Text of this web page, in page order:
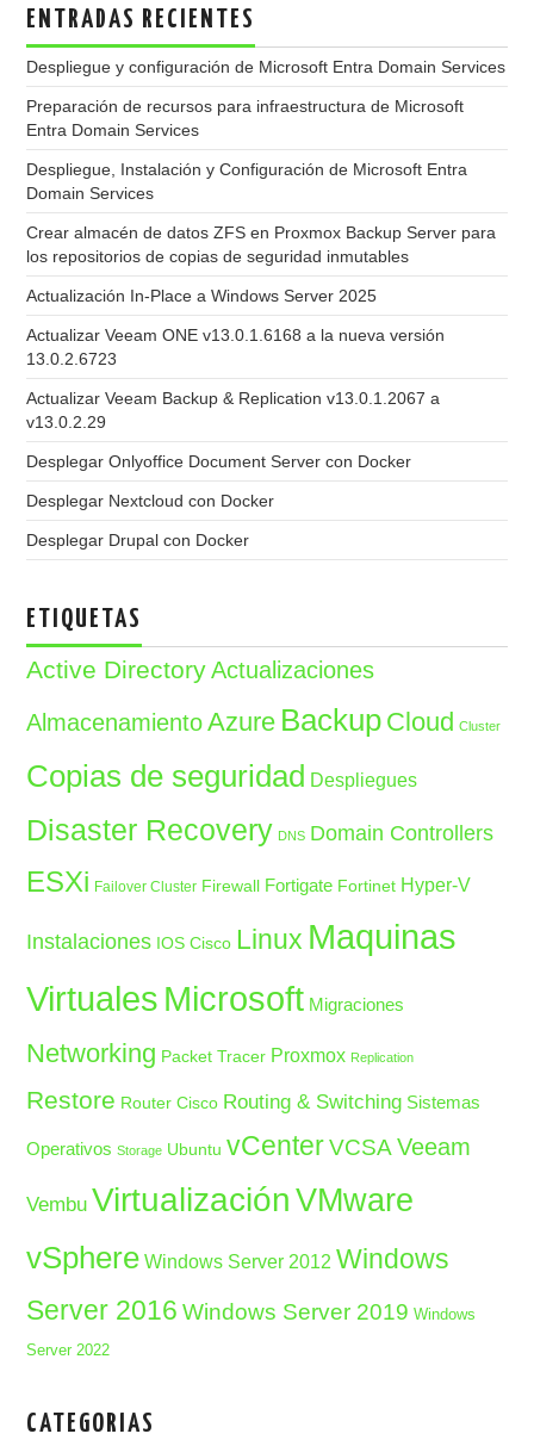
ENTRADAS RECIENTES
Despliegue y configuración de Microsoft Entra Domain Services
Preparación de recursos para infraestructura de Microsoft
Entra Domain Services
Despliegue, Instalación y Configuración de Microsoft Entra
Domain Services
Crear almacén de datos ZFS en Proxmox Backup Server para
los repositorios de copias de seguridad inmutables
Actualización In-Place a Windows Server 2025
Actualizar Veeam ONE v13.0.1.6168 a la nueva versión
13.0.2.6723
Actualizar Veeam Backup & Replication v13.0.1.2067 a
v13.0.2.29
Desplegar Onlyoffice Document Server con Docker
Desplegar Nextcloud con Docker
Desplegar Drupal con Docker
ETIQUETAS
Active Directory Actualizaciones
Almacenamiento Azure Backup Cloud Cluster
Copias de seguridad Despliegues
Disaster Recovery DNS Domain Controllers
ESXi Failover Cluster Firewall Fortigate Fortinet Hyper-V
Instalaciones IOS Cisco Linux Maquinas
Virtuales Microsoft Migraciones
Networking Packet Tracer Proxmox Replication
Restore Router Cisco Routing & Switching Sistemas
Operativos Storage Ubuntu vCenter VCSA Veeam
Vembu Virtualización VMware
vSphere Windows Server 2012 Windows
Server 2016 Windows Server 2019 Windows
Server 2022
CATEGORIAS